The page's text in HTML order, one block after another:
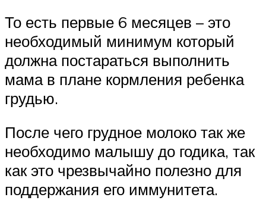
То есть первые 6 месяцев – это
необходимый минимум который
должна постараться выполнить
мама в плане кормления ребенка
грудью.
После чего грудное молоко так же
необходимо малышу до годика, так
как это чрезвычайно полезно для
поддержания его иммунитета.